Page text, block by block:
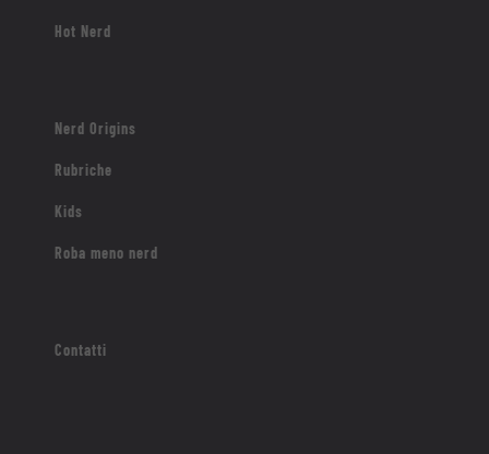
Hot Nerd
Nerd Origins
Rubriche
Kids
Roba meno nerd
Contatti